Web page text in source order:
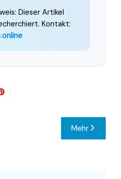
Dieser Artikel
Kontakt:
Mehr